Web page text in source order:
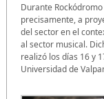
Durante
precisamente, a
del sector en el
al sector musical.
realizó los días 16 y
Universidad de